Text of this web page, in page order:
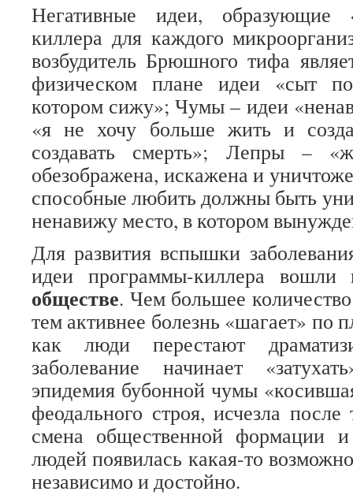
Негативные идеи, образующие
киллера для каждого
возбудитель Брюшного тифа
физическом плане идеи «сыт
котором сижу»; Чумы – идеи
«я не хочу больше жить и
создавать смерть»; Лепры –
обезображена, искажена и
способные любить должны быть
ненавижу место, в котором
Для развития вспышки
идеи программы-киллера
обществе. Чем большее
тем активнее болезнь «шагает» по
как люди перестают
заболевание начинает
эпидемия бубонной чумы
феодального строя, исчезла
смена общественной формации
людей появилась какая-то
независимо и достойно.